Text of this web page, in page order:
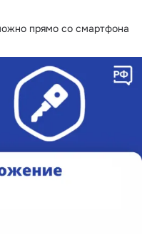
прямо со смартфона